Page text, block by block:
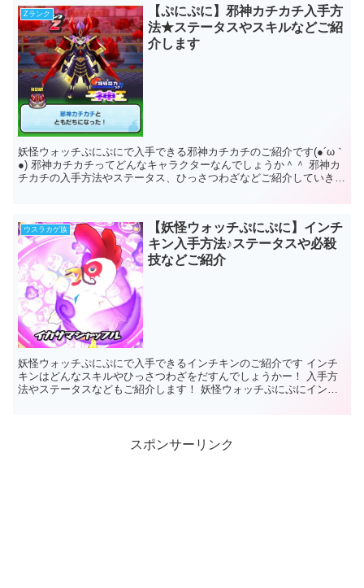
Zランク
【ぷにぷに】邪神カチカチ入手方
法★ステータスやスキルなどご紹
介します
妖怪ウォッチぷにぷにで入手できる邪神カチカチのご紹介です(●´ω｀
●) 邪神カチカチってどんなキャラクターなんでしょうか＾＾ 邪神カ
チカチの入手方法やステータス、ひっさつわざなどご紹介していきま
ウスラカゲ族
【妖怪ウォッチぷにぷに】インチ
キン入手方法♪ステータスや必殺
技などご紹介
妖怪ウォッチぷにぷにで入手できるインチキンのご紹介です インチ
キンはどんなスキルやひっさつわざをだすんでしょうかー！ 入手方
法やステータスなどもご紹介します！ 妖怪ウォッチぷにぷにインチ
スポンサーリンク